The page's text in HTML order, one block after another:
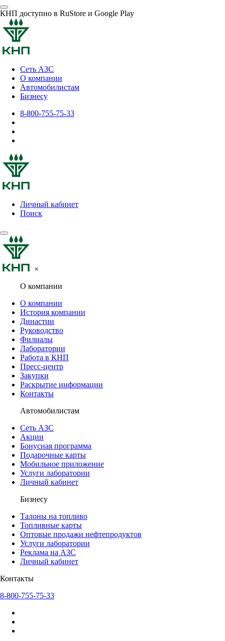
КНП доступно в RuStore и Google Play
Сеть АЗС
О компании
Автомобилистам
Бизнесу
8-800-755-75-33
Личный кабинет
Поиск
×
О компании
О компании
История компании
Династии
Руководство
Филиалы
Лаборатории
Работа в КНП
Пресс-центр
Закупки
Раскрытие информации
Контакты
Автомобилистам
Сеть АЗС
Акции
Бонусная программа
Подарочные карты
Мобильное приложение
Услуги лаборатории
Личный кабинет
Бизнесу
Талоны на топливо
Топливные карты
Оптовые продажи нефтепродуктов
Услуги лаборатории
Реклама на АЗС
Личный кабинет
Контакты
8-800-755-75-33